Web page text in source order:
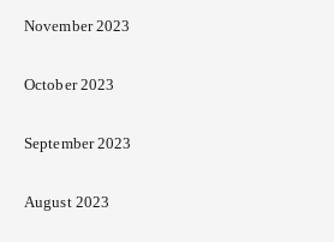
November 2023
October 2023
September 2023
August 2023